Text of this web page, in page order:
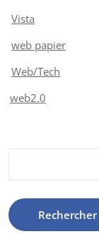
Vista
web papier
Web/Tech
web2.0